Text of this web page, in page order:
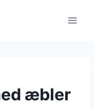
æbler